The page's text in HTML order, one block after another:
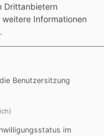
Ihnen und
Gottesdienst
einbringen
Drittanbietern
weitere Informationen
Benutzersitzung
im